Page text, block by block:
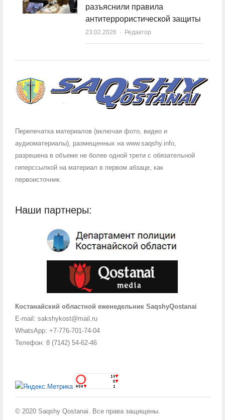
разъяснили правила
антитеррористической защиты
23.02.2026 Author
Редактор
Перепечатка материалов (включая фото, видео и
аудиоматериалы), размещенных на www.saqshy.info,
разрешена в объеме не более одной трети с обязательной
гиперссылкой на материал в первом абзаце, как
первоисточник.
Наши партнеры:
Костанайский областной еженедельник SaqshyQostanai
E-mail: sakshykost@mail.ru
WhatsApp: +7-776-701-74-04
Телефон: 8 (7142) 54-62-46
© 2020 Saqshy Qostanai. Все права защищены.